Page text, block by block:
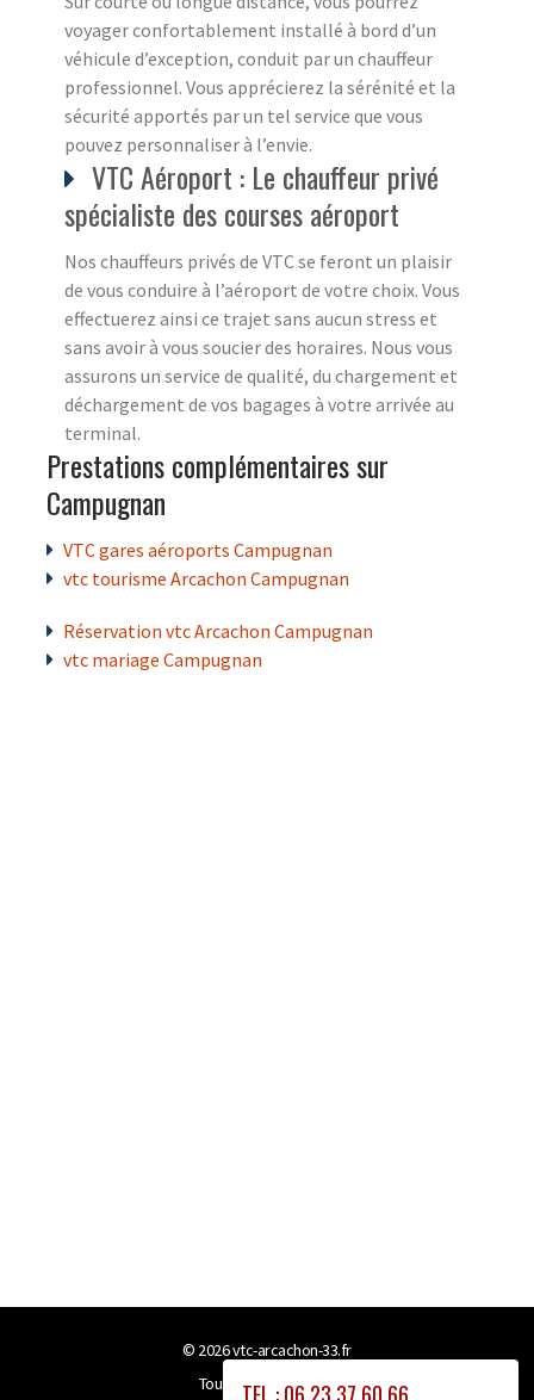
voyager confortablement installé à bord d’un
véhicule d’exception, conduit par un chauffeur
professionnel. Vous apprécierez la sérénité et la
sécurité apportés par un tel service que vous
pouvez personnaliser à l’envie.
VTC Aéroport : Le chauffeur privé
spécialiste des courses aéroport
Nos chauffeurs privés de VTC se feront un plaisir
de vous conduire à l’aéroport de votre choix. Vous
effectuerez ainsi ce trajet sans aucun stress et
sans avoir à vous soucier des horaires. Nous vous
assurons un service de qualité, du chargement et
déchargement de vos bagages à votre arrivée au
terminal.
Prestations complémentaires sur
Campugnan
VTC gares aéroports Campugnan
vtc tourisme Arcachon Campugnan
Réservation vtc Arcachon Campugnan
vtc mariage Campugnan
© 2026vtc-arcachon-33.fr
Tous droits réservés